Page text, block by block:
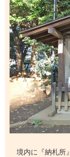
境内に『納札所